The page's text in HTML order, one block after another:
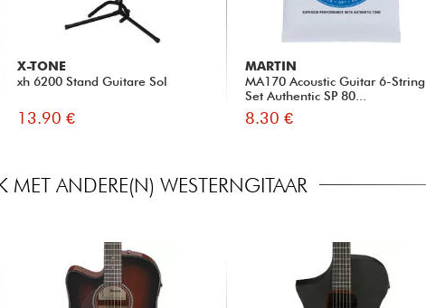
X-TONE
xh 6200 Stand Guitare Sol
13.90 €
MARTIN
MA170 Acoustic Guitar 6-String
Set Authentic SP 80...
8.30 €
MET ANDERE(N) WESTERNGITAAR